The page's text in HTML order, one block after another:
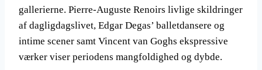
gallerierne. Pierre-Auguste Renoirs livlige skildringer
af dagligdagslivet, Edgar Degas’ balletdansere og
intime scener samt Vincent van Goghs ekspressive
værker viser periodens mangfoldighed og dybde.